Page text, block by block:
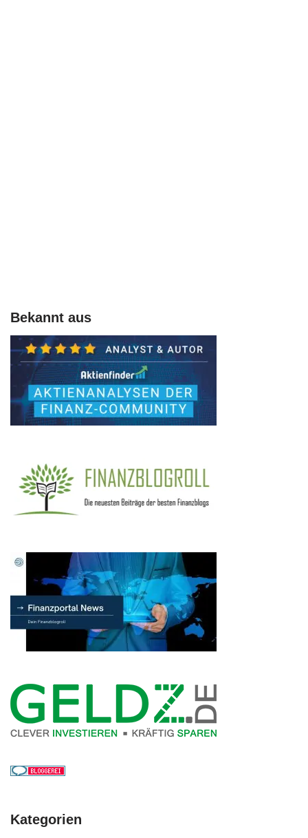
Bekannt aus
Kategorien